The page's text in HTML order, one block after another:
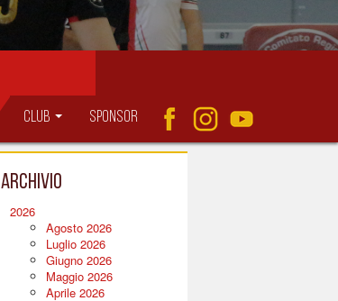
Club Sponsor
Archivio
2026
Agosto 2026
Luglio 2026
Giugno 2026
Maggio 2026
Aprile 2026